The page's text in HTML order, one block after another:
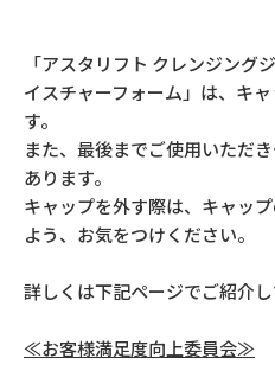
「アスタリフト クレンジング
イスチャーフォーム」は、キ
す。
また、最後までご使用いただ
あります。
キャップを外す際は、キャッ
よう、お気をつけください。
詳しくは下記ページでご紹介し
≪お客様満足度向上委員会≫